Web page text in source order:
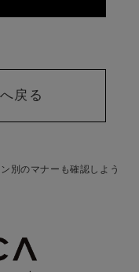
戻る
別のマナーも確認しよう